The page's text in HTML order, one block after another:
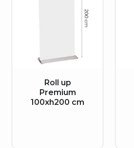
Roll up
Premium
100xh200 cm